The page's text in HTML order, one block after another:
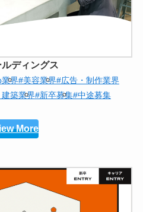
ディングス
界#美容業界#広告・制作業界
築業界#新卒募集#中途募集
More